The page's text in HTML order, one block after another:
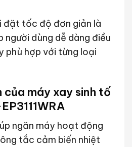
đặt tốc độ đơn giản là
người dùng dễ dàng điều
phù hợp với từng loại
của máy xay sinh tố
ngăn máy hoạt động
tắc cảm biến nhiệt